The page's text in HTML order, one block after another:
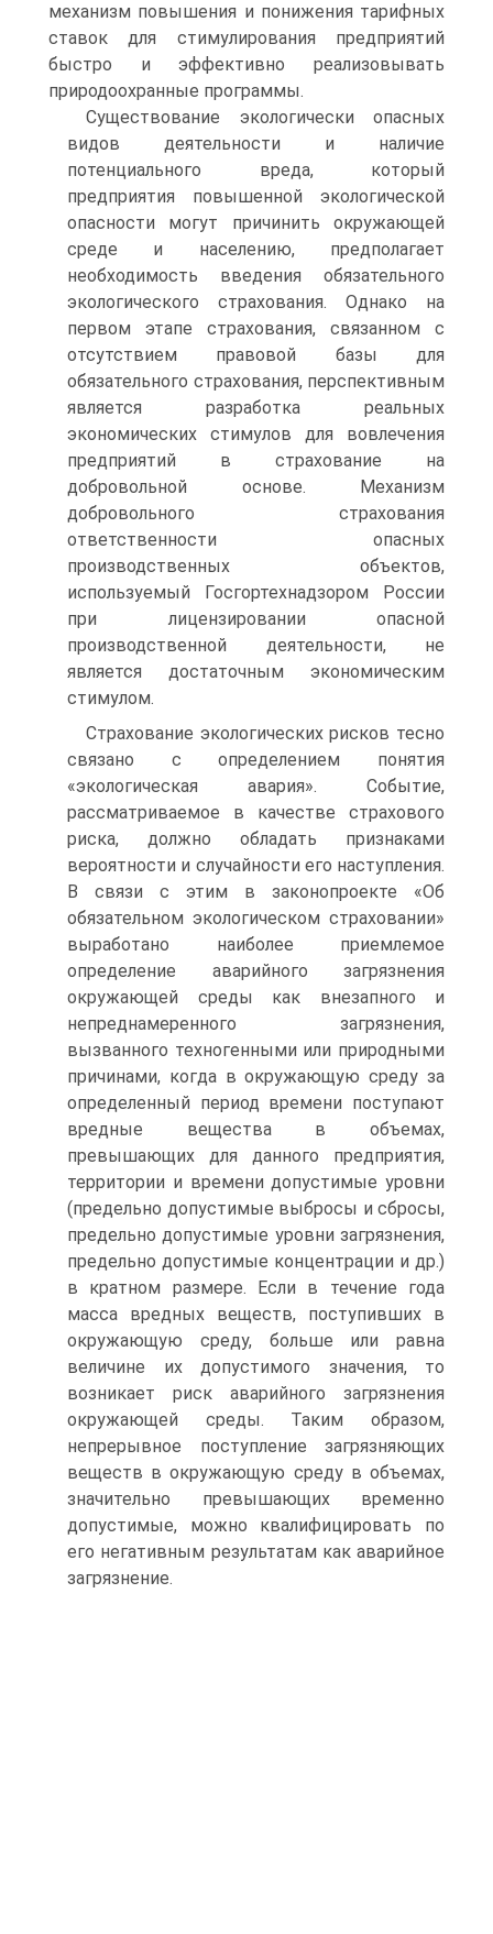
механизм повышения и понижения тарифных
ставок для стимулирования предприятий
быстро и эффективно реализовывать
природоохранные программы.
Существование экологически опасных
видов деятельности и наличие
потенциального вреда, который
предприятия повышенной экологической
опасности могут причинить окружающей
среде и населению, предполагает
необходимость введения обязательного
экологического страхования. Однако на
первом этапе страхования, связанном с
отсутствием правовой базы для
обязательного страхования, перспективным
является разработка реальных
экономических стимулов для вовлечения
предприятий в страхование на
добровольной основе. Механизм
добровольного страхования
ответственности опасных
производственных объектов,
используемый Госгортехнадзором России
при лицензировании опасной
производственной деятельности, не
является достаточным экономическим
стимулом.
Страхование экологических рисков тесно
связано с определением понятия
«экологическая авария». Событие,
рассматриваемое в качестве страхового
риска, должно обладать признаками
вероятности и случайности его наступления.
В связи с этим в законопроекте «Об
обязательном экологическом страховании»
выработано наиболее приемлемое
определение аварийного загрязнения
окружающей среды как внезапного и
непреднамеренного загрязнения,
вызванного техногенными или природными
причинами, когда в окружающую среду за
определенный период времени поступают
вредные вещества в объемах,
превышающих для данного предприятия,
территории и времени допустимые уровни
(предельно допустимые выбросы и сбросы,
предельно допустимые уровни загрязнения,
предельно допустимые концентрации и др.)
в кратном размере. Если в течение года
масса вредных веществ, поступивших в
окружающую среду, больше или равна
величине их допустимого значения, то
возникает риск аварийного загрязнения
окружающей среды. Таким образом,
непрерывное поступление загрязняющих
веществ в окружающую среду в объемах,
значительно превышающих временно
допустимые, можно квалифицировать по
его негативным результатам как аварийное
загрязнение.